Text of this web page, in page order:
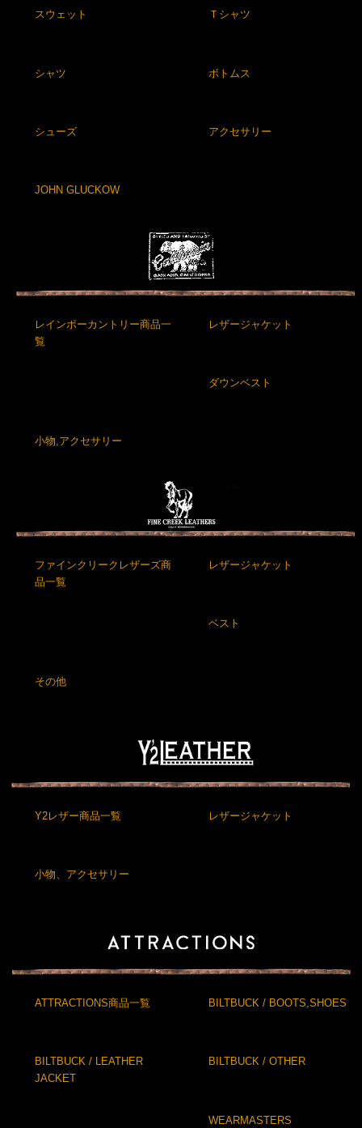
スウェット Ｔシャツ
シャツ ボトムス
シューズ アクセサリー
JOHN GLUCKOW
レインボーカントリー商品一
覧
レザージャケット
ダウンベスト
小物,アクセサリー
ファインクリークレザーズ商
品一覧
レザージャケット
ベスト
その他
Y2レザー商品一覧 レザージャケット
小物、アクセサリー
ATTRACTIONS商品一覧 BILTBUCK / BOOTS,SHOES
BILTBUCK / LEATHER
JACKET
BILTBUCK / OTHER
WEARMASTERS